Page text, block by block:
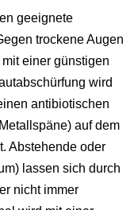
geeignete
trockene Augen
mit einer günstigen
wird
antibiotischen
auf dem
Abstehende oder
lassen sich durch
nicht immer